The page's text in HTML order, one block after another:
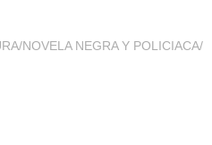
/NOVELA NEGRA Y POLICIACA/